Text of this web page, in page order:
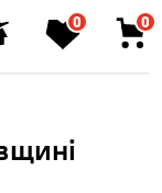
0 0